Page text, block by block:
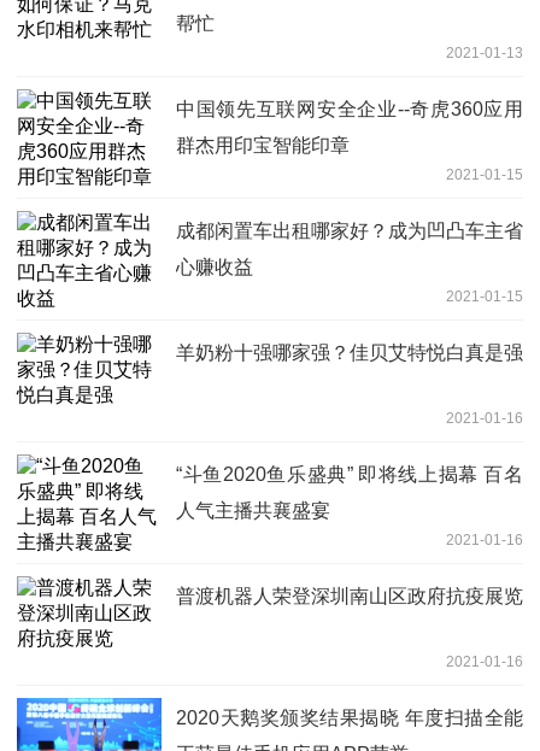
帮忙
2021-01-13
中国领先互联网安全企业--奇虎360应用
群杰用印宝智能印章
2021-01-15
成都闲置车出租哪家好？成为凹凸车主省
心赚收益
2021-01-15
羊奶粉十强哪家强？佳贝艾特悦白真是强
2021-01-16
“斗鱼2020鱼乐盛典” 即将线上揭幕 百名
人气主播共襄盛宴
2021-01-16
普渡机器人荣登深圳南山区政府抗疫展览
2021-01-16
2020天鹅奖颁奖结果揭晓 年度扫描全能